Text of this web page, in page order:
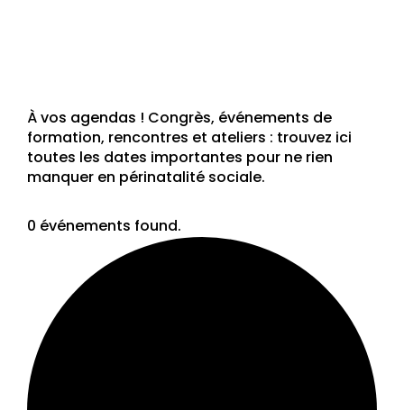
À vos agendas ! Congrès, événements de
formation, rencontres et ateliers : trouvez ici
toutes les dates importantes pour ne rien
manquer en périnatalité sociale.
0 événements found.